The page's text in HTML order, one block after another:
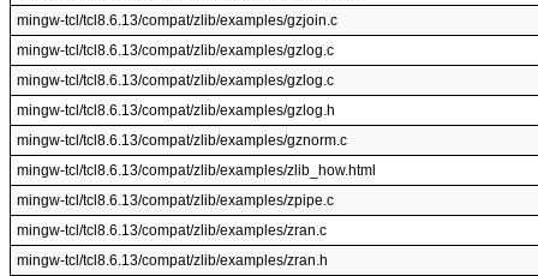
mingw-tcl/tcl8.6.13/compat/zlib/examples/gzjoin.c
mingw-tcl/tcl8.6.13/compat/zlib/examples/gzlog.c
mingw-tcl/tcl8.6.13/compat/zlib/examples/gzlog.c
mingw-tcl/tcl8.6.13/compat/zlib/examples/gzlog.h
mingw-tcl/tcl8.6.13/compat/zlib/examples/gznorm.c
mingw-tcl/tcl8.6.13/compat/zlib/examples/zlib_how.html
mingw-tcl/tcl8.6.13/compat/zlib/examples/zpipe.c
mingw-tcl/tcl8.6.13/compat/zlib/examples/zran.c
mingw-tcl/tcl8.6.13/compat/zlib/examples/zran.h